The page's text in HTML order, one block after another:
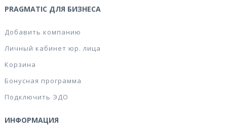
PRAGMATIC ДЛЯ БИЗНЕСА
Добавить компанию
Личный кабинет юр. лица
Корзина
Бонусная программа
Подключить ЭДО
ИНФОРМАЦИЯ